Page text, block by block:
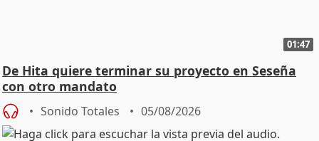
01:47
De Hita quiere terminar su proyecto en Seseña
con otro mandato
Sonido Totales 05/08/2026